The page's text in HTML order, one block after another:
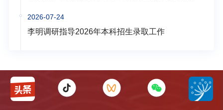
2026-07-24
李明调研指导2026年本科招生录取工作